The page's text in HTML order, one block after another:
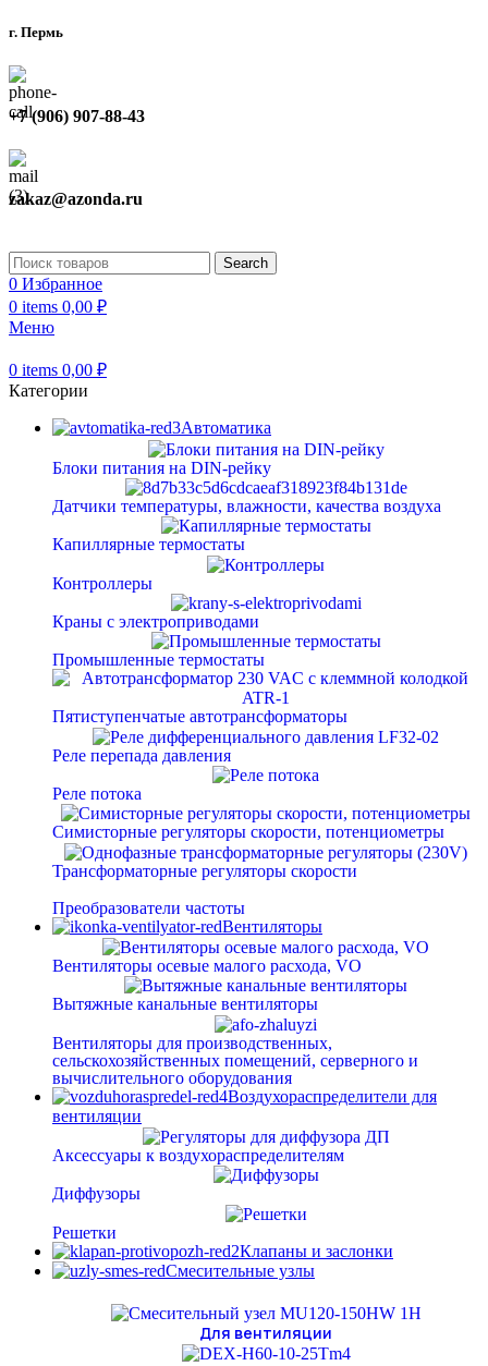
г. Пермь
+7 (906) 907-88-43
zakaz@azonda.ru
Search
0 Избранное
0 items 0,00 ₽
Меню
0 items 0,00 ₽
Категории
Автоматика
Блоки питания на DIN-рейку
Датчики температуры, влажности, качества воздуха
Капиллярные термостаты
Контроллеры
Краны с электроприводами
Промышленные термостаты
Пятиступенчатые автотрансформаторы
Реле перепада давления
Реле потока
Симисторные регуляторы скорости, потенциометры
Трансформаторные регуляторы скорости
Преобразователи частоты
Вентиляторы
Вентиляторы осевые малого расхода, VO
Вытяжные канальные вентиляторы
Вентиляторы для производственных,
сельскохозяйственных помещений, серверного и
вычислительного оборудования
Воздухораспределители для
вентиляции
Аксессуары к воздухораспределителям
Диффузоры
Решетки
Клапаны и заслонки
Смесительные узлы
Для вентиляции